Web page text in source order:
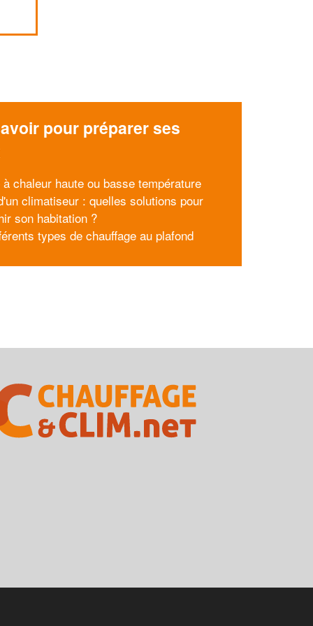
pour préparer ses
à chaleur haute ou basse température
climatiseur : quelles solutions pour
son habitation ?
types de chauffage au plafond